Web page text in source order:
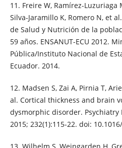
11. Freire W, Ramírez-Luzuriaga
Silva-Jaramillo K, Romero N, et
de Salud y Nutrición de la
59 años. ENSANUT-ECU 2012.
Pública/Instituto Nacional de
Ecuador. 2014.
12. Madsen S, Zai A, Pirnia T,
al. Cortical thickness and brain
dysmorphic disorder. Psychiatry
2015; 232(1):115-22. doi: